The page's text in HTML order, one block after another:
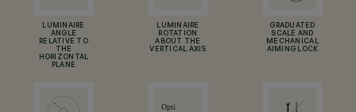
LUMINAIRE
ANGLE
RELATIVE TO
THE
HORIZONTAL
PLANE
LUMINAIRE
ROTATION
ABOUT THE
VERTICAL AXIS
GRADUATED
SCALE AND
MECHANICAL
AIMING LOCK